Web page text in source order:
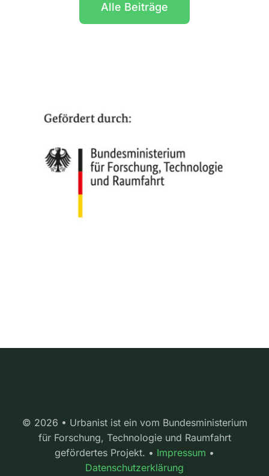
Alle Beiträge
© 2026 • Urbanist ist ein vom Bundesministerium
für Forschung, Technologie und Raumfahrt
gefördertes Projekt. • Impressum •
Datenschutzerklärung